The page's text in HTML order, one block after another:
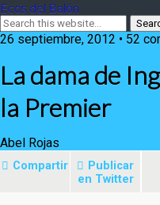
Ecos del Balón
26 septiembre, 2012 • 52
La dama de
la Premier
Abel Rojas
Compartir
Publicar
en Twitter